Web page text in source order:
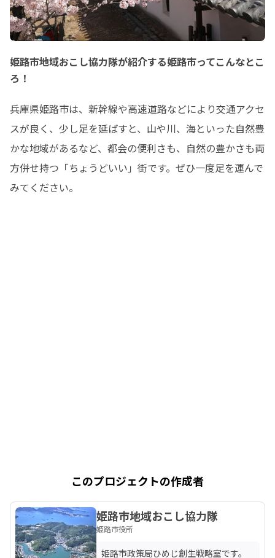
姫路市地域おこし協力隊が紹介する姫路市ってこんなとこ
ろ！
兵庫県姫路市は、新幹線や高速道路などにより交通アクセ
スが良く、少し足を延ばすと、山や川、海といった自然豊
かな地域があるなど、都会の便利さも、自然の豊かさも両
方併せ持つ「ちょうどいい」街です。ぜひ一度足を運んで
みてください。
このプロジェクトの作成者
姫路市地域おこし協力隊
姫路市役所
姫路市政策局ひめじ創生戦略室です。